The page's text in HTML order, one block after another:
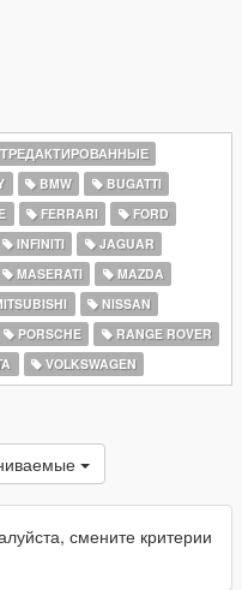
BMW
BUGATTI
FERRARI
FORD
INFINITI
JAGUAR
MASERATI
MAZDA
NISSAN
PORSCHE
RANGE ROVER
VOLKSWAGEN
смените критерии